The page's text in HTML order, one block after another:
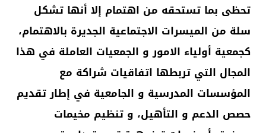
تحظى بما تستحقه من اهتمام إلا أنها تشكل
سلة من الميسرات الاجتماعية الجديرة بالاهتمام،
كجمعية أولياء الامور و الجمعيات العاملة في هذا
المجال التي تربطها اتفاقيات شراكة مع
المؤسسات المدرسية و الجامعية في إطار تقديم
حصص الدعم و التأهيل، و تنظيم مخيمات